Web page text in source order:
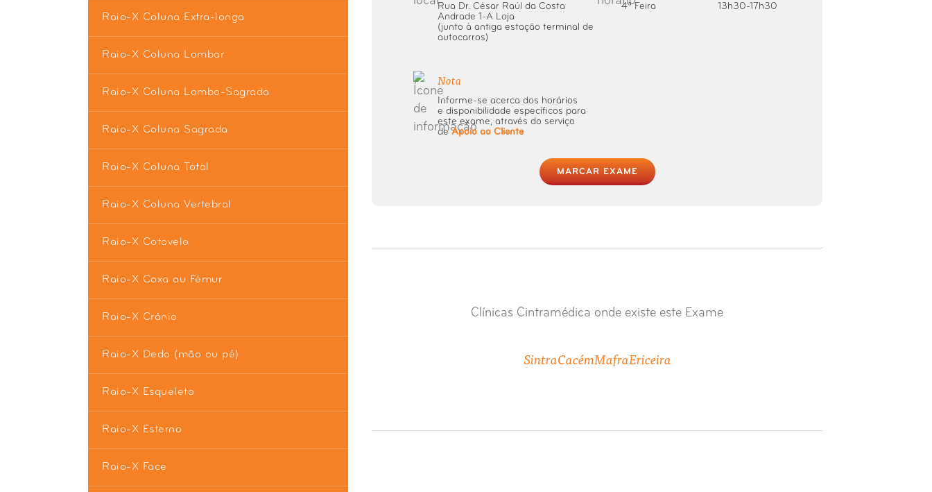
Raio-X Coluna Extra-longa
Raio-X Coluna Lombar
Raio-X Coluna Lombo-Sagrada
Raio-X Coluna Sagrada
Raio-X Coluna Total
Raio-X Coluna Vertebral
Raio-X Cotovelo
Raio-X Coxa ou Fémur
Raio-X Crânio
Raio-X Dedo (mão ou pé)
Raio-X Esqueleto
Raio-X Esterno
Raio-X Face
Rua Dr. César Raúl da Costa
Andrade 1-A Loja
(junto à antiga estação terminal de
autocarros)
4ª Feira 13h30-17h30
Nota
Informe-se acerca dos horários
e disponibilidade específicos para
este exame, através do serviço
deApoio ao Cliente
MARCAR EXAME
Clínicas Cintramédica onde existe este Exame
SintraCacémMafraEriceira